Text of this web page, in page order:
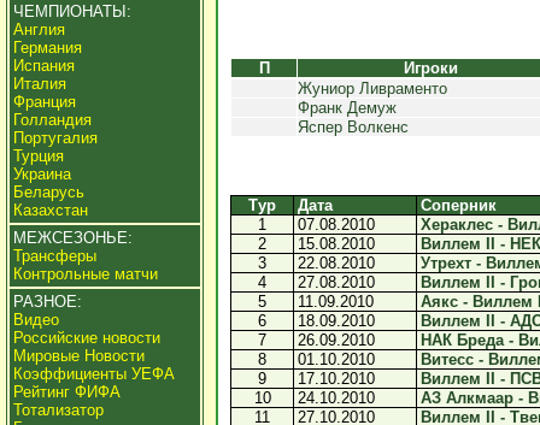
ЧЕМПИОНАТЫ:
Англия
Германия
Испания
Италия
Франция
Голландия
Португалия
Турция
Украина
Беларусь
Казахстан
МЕЖСЕЗОНЬЕ:
Трансферы
Контрольные матчи
РАЗНОЕ:
Видео
Российские новости
Мировые Новости
Коэффициенты УЕФА
Рейтинг ФИФА
Тотализатор
П
Игроки
Жуниор Ливраменто
Франк Демуж
Яспер Волкенс
Тур Дата
Соперник
1
07.08.2010
Хераклес -
2
15.08.2010
Виллем II -
3
22.08.2010
Утрехт -
4
27.08.2010
Виллем II -
5
11.09.2010
Аякс - Виллем
6
18.09.2010
Виллем II -
7
26.09.2010
НАК Бреда -
8
01.10.2010
Витесс -
9
17.10.2010
Виллем II -
10
24.10.2010
АЗ Алкмаар -
11
27.10.2010
Виллем II -